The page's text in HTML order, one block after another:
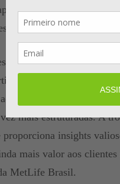
e o estímulo à
contínuo no
uma oportunidade
do MDRT é uma
lado de profissionais
mais estruturadas. A
insights
mais valor aos
MetLife Brasil.